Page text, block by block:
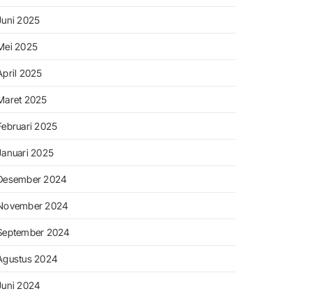
2025
2025
2025
2025
2025
2025
2024
2024
2024
2024
2024